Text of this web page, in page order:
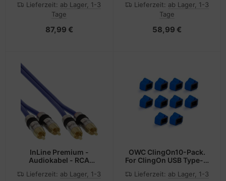
Lieferzeit: ab Lager, 1-3
Tage
87,99 €
USB-C männlich zu HD-
15 (VGA)
Lieferzeit: ab Lager, 1-3
Tage
58,99 €
InLine Premium -
Audiokabel - RCA
männlich
Lieferzeit: ab Lager, 1-3
OWC ClingOn10-Pack.
For ClingOn USB Type-C
3 USB-C
Lieferzeit: ab Lager, 1-3